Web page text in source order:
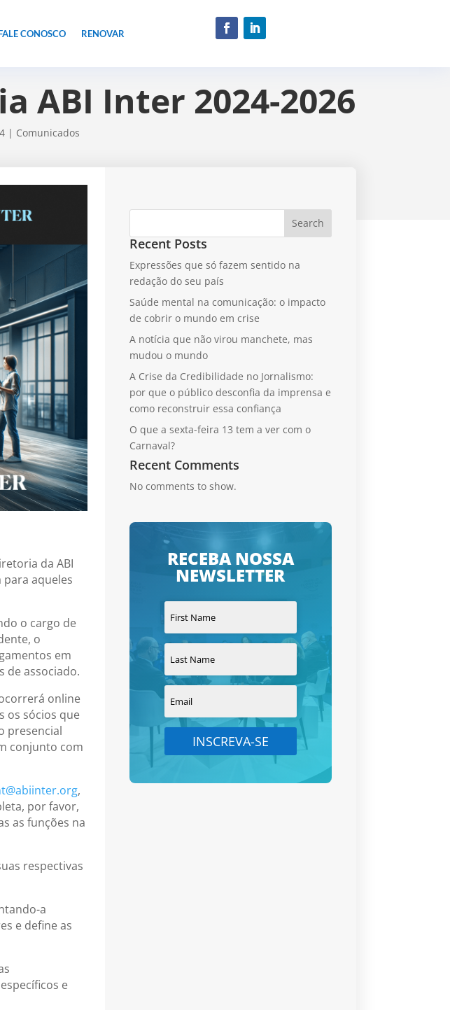
CONOSCO RENOVAR
ABI Inter 2024-2026
| Comunicados
da ABI
para aqueles
o cargo de
o
em
de associado.
online
os sócios que
presencial
conjunto com
,
por favor,
as funções na
respectivas
a
e define as
e
Search
Recent Posts
Expressões que só fazem sentido na
redação do seu país
Saúde mental na comunicação: o impacto
de cobrir o mundo em crise
A notícia que não virou manchete, mas
mudou o mundo
A Crise da Credibilidade no Jornalismo:
por que o público desconfia da imprensa e
como reconstruir essa confiança
O que a sexta-feira 13 tem a ver com o
Carnaval?
Recent Comments
No comments to show.
RECEBA NOSSA
NEWSLETTER
INSCREVA-SE